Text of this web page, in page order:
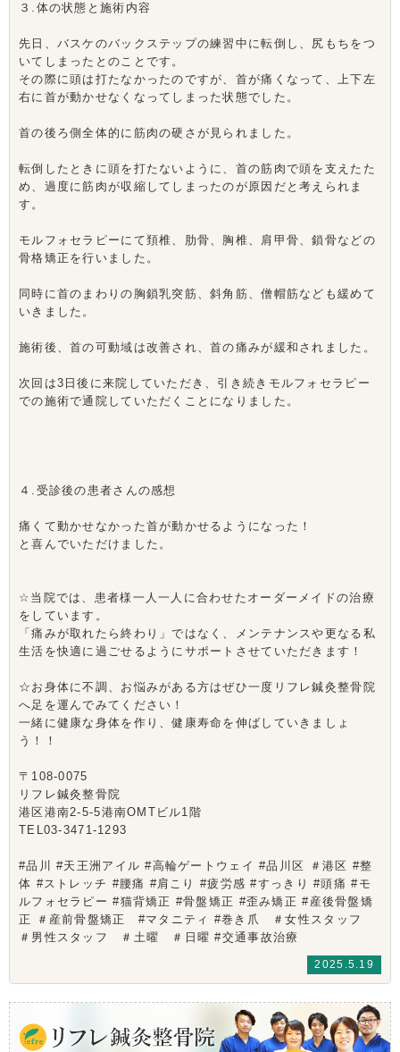
３.体の状態と施術内容
先日、バスケのバックステップの練習中に転倒し、尻もちをつ
いてしまったとのことです。
その際に頭は打たなかったのですが、首が痛くなって、上下左
右に首が動かせなくなってしまった状態でした。
首の後ろ側全体的に筋肉の硬さが見られました。
転倒したときに頭を打たないように、首の筋肉で頭を支えたた
め、過度に筋肉が収縮してしまったのが原因だと考えられま
す。
モルフォセラピーにて頚椎、肋骨、胸椎、肩甲骨、鎖骨などの
骨格矯正を行いました。
同時に首のまわりの胸鎖乳突筋、斜角筋、僧帽筋なども緩めて
いきました。
施術後、首の可動域は改善され、首の痛みが緩和されました。
次回は3日後に来院していただき、引き続きモルフォセラピー
での施術で通院していただくことになりました。
４.受診後の患者さんの感想
痛くて動かせなかった首が動かせるようになった！
と喜んでいただけました。
☆当院では、患者様一人一人に合わせたオーダーメイドの治療
をしています。
「痛みが取れたら終わり」ではなく、メンテナンスや更なる私
生活を快適に過ごせるようにサポートさせていただきます！
☆お身体に不調、お悩みがある方はぜひ一度リフレ鍼灸整骨院
へ足を運んでみてください！
一緒に健康な身体を作り、健康寿命を伸ばしていきましょ
う！！
〒108-0075
リフレ鍼灸整骨院
港区港南2-5-5港南OMTビル1階
TEL03-3471-1293
#品川 #天王洲アイル #高輪ゲートウェイ #品川区 ＃港区 #整
体 #ストレッチ #腰痛 #肩こり #疲労感 #すっきり #頭痛 #モ
ルフォセラピー #猫背矯正 #骨盤矯正 #歪み矯正 #産後骨盤矯
正 ＃産前骨盤矯正 #マタニティ #巻き爪 ＃女性スタッフ
＃男性スタッフ ＃土曜 ＃日曜 #交通事故治療
2025.5.19